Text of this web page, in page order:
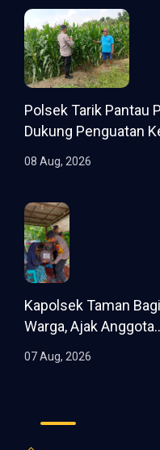
Polsek Tarik Pantau
Dukung Penguatan
08 Aug, 2026
Kapolsek Taman
Warga, Ajak
07 Aug, 2026